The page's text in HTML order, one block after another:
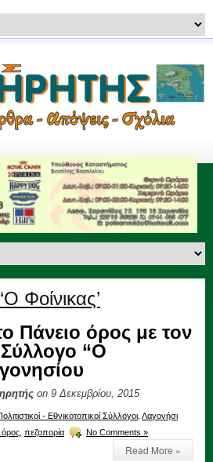
Φοίνικας’
Πάνειο όρος με τον
“Ο
on 9 Δεκεμβρίου, 2015
- Εθνικοτοπικοί Σύλλογοι Λαγονήσι
όρος πεζοπορία No Comments »
Read More »